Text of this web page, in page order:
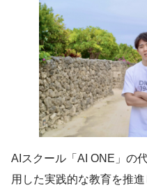
AIスクール「AI ONE」の
用した実践的な教育を推進